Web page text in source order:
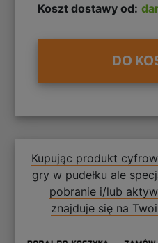
Koszt dostawy od:
DO
Kupując produkt
gry w pudełku ale
pobranie i/lub
znajduje się na